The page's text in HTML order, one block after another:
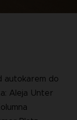
autokarem do
Aleja Unter